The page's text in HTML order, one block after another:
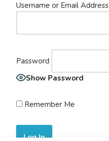
Username or Email Address
Password
Show Password
Remember Me